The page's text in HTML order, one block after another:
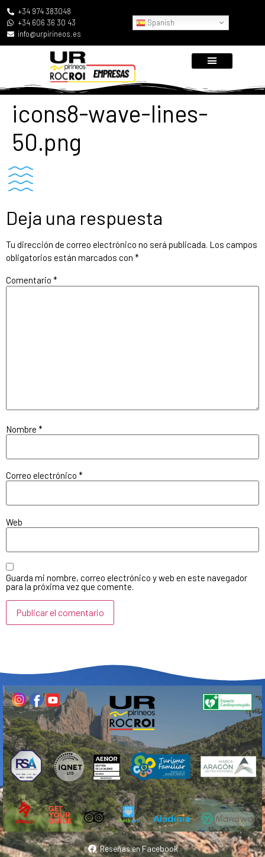
+34 974 383048
+34 606 36 30 43
info@urpirineos.es
Spanish
icons8-wave-lines-
50.png
Deja una respuesta
Tu dirección de correo electrónico no será publicada. Los campos
obligatorios están marcados con *
Comentario *
Nombre *
Correo electrónico *
Web
Guarda mi nombre, correo electrónico y web en este navegador
para la próxima vez que comente.
Reseñas en Facebook